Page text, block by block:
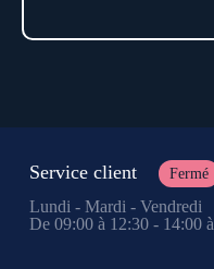
Service client Fermé
Lundi - Mardi - Vendredi
De 09:00 à 12:30 - 14:00